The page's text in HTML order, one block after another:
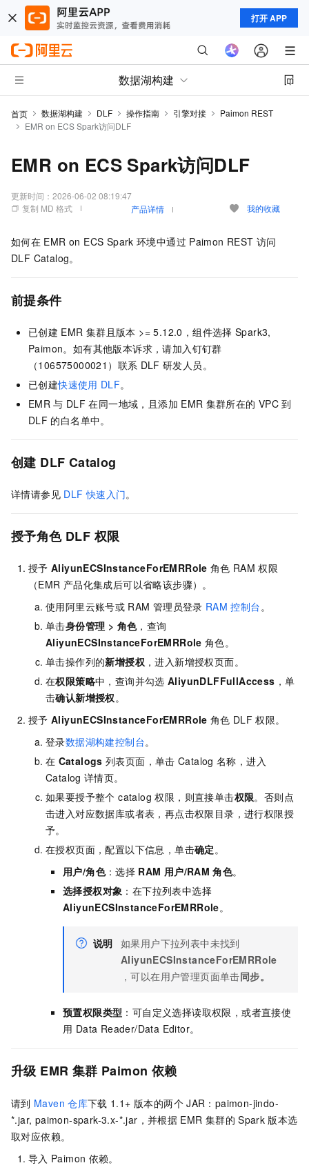
打开 APP
数据湖构建
首页 数据湖构建 DLF 操作指南 引擎对接
Paimon REST
EMR on ECS Spark访问DLF
EMR on ECS Spark访问DLF
更新时间： 2026-06-02 08:19:47
复制 MD 格式
产品详情 我的收藏
如何在 EMR on ECS Spark 环境中通过 Paimon REST 访问
DLF Catalog。
前提条件
已创建 EMR 集群且版本 >= 5.12.0，组件选择 Spark3,
Paimon。如有其他版本诉求，请加入钉钉群
（106575000021）联系 DLF 研发人员。
已创建快速使用 DLF。
EMR 与 DLF 在同一地域，且添加 EMR 集群所在的 VPC 到
DLF 的白名单中。
创建 DLF Catalog
详情请参见 DLF 快速入门。
授予角色 DLF 权限
授予 AliyunECSInstanceForEMRRole 角色 RAM 权限
（EMR 产品化集成后可以省略该步骤）。
使用阿里云账号或 RAM 管理员登录 RAM 控制台。
单击身份管理 > 角色，查询
AliyunECSInstanceForEMRRole 角色。
单击操作列的新增授权 ，进入新增授权页面。
在权限策略中，查询并勾选 AliyunDLFFullAccess ，单
击确认新增授权。
授予 AliyunECSInstanceForEMRRole 角色 DLF 权限。
登录数据湖构建控制台。
在 Catalogs 列表页面，单击 Catalog 名称，进入
Catalog 详情页。
如果要授予整个 catalog 权限，则直接单击权限。否则点
击进入对应数据库或者表，再点击权限目录，进行权限授
予。
在授权页面，配置以下信息，单击确定。
用户/角色：选择 RAM 用户/RAM 角色。
选择授权对象 ：在下拉列表中选择
AliyunECSInstanceForEMRRole。
说明 如果用户下拉列表中未找到
AliyunECSInstanceForEMRRole
，可以在用户管理页面单击同步。
预置权限类型 ：可自定义选择读取权限，或者直接使
用 Data Reader/Data Editor。
升级 EMR 集群 Paimon 依赖
请到 Maven 仓库下载 1.1+ 版本的两个 JAR：paimon-jindo-
*.jar, paimon-spark-3.x-*.jar，并根据 EMR 集群的 Spark 版本选
取对应依赖。
导入 Paimon 依赖。